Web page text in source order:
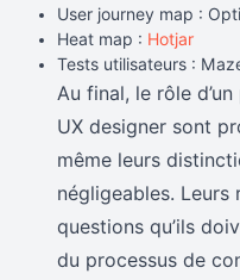
User journey map :
Heat map : Hotjar
Tests utilisateurs :
Au final, le rôle
UX designer sont
même leurs
négligeables. Leurs
questions qu’ils
du processus de